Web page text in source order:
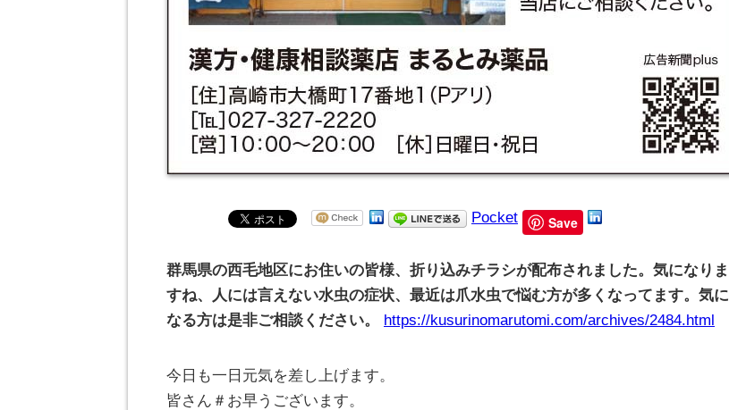
Pocket Save
群馬県の西毛地区にお住いの皆様、折り込みチラシが配布されました。気になりま
すね、人には言えない水虫の症状、最近は爪水虫で悩む方が多くなってます。気に
なる方は是非ご相談ください。
https://kusurinomarutomi.com/archives/2484.html
今日も一日元気を差し上げます。
皆さん＃お早うございます。